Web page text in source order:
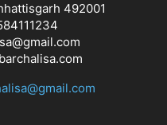
492001